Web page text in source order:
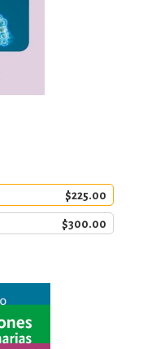
$225.00
$300.00